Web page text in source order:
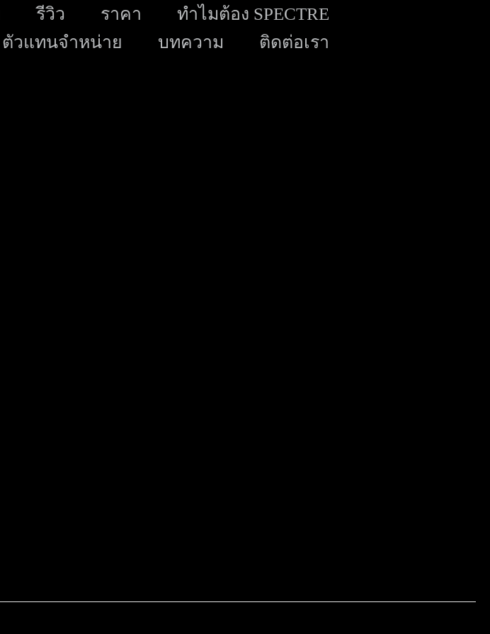
Skip
content
รีวิว ราคา
ทำไมต้อง SPECTRE
ตัวแทนจำหน่าย บทความ ติดต่อเรา